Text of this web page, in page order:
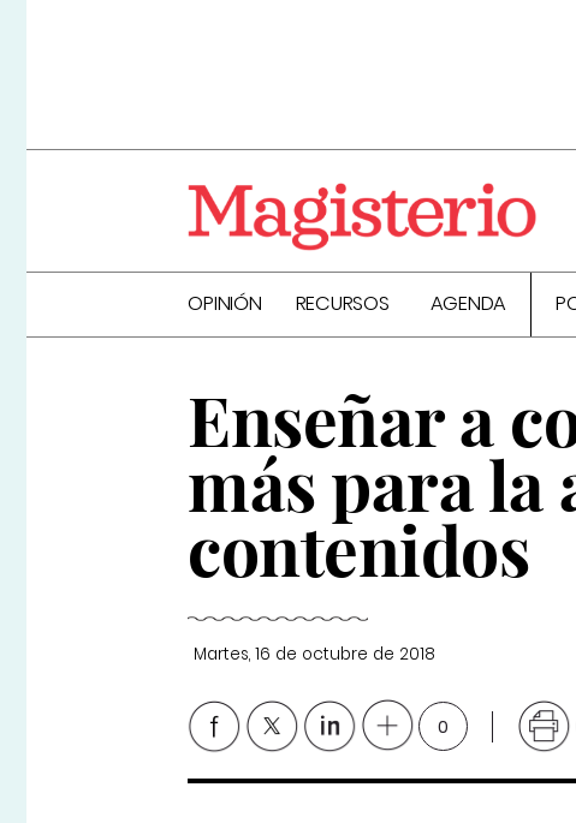
OPINIÓN RECURSOS AGENDA
Enseñar a
más para la
contenidos
Martes, 16 de octubre de 2018
0